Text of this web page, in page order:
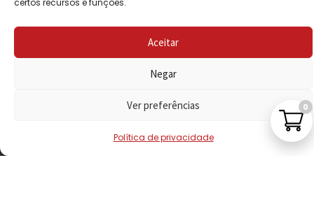
certos recursos e funções.
Aceitar
Negar
Ver preferências
Política de privacidade
LIVRO DE
0